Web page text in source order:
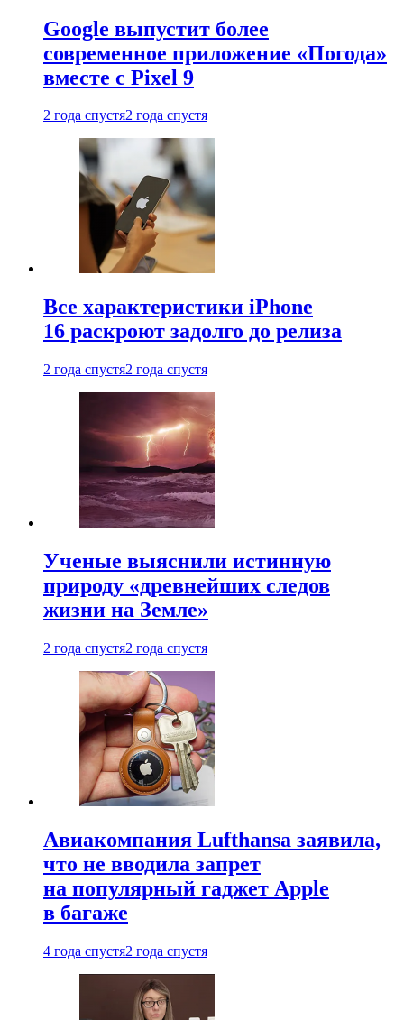
Google выпустит более
современное приложение «Погода»
вместе с Pixel 9
2 года спустя2 года спустя
Все характеристики iPhone
16 раскроют задолго до релиза
2 года спустя2 года спустя
Ученые выяснили истинную
природу «древнейших следов
жизни на Земле»
2 года спустя2 года спустя
Авиакомпания Lufthansa заявила,
что не вводила запрет
на популярный гаджет Apple
в багаже
4 года спустя2 года спустя